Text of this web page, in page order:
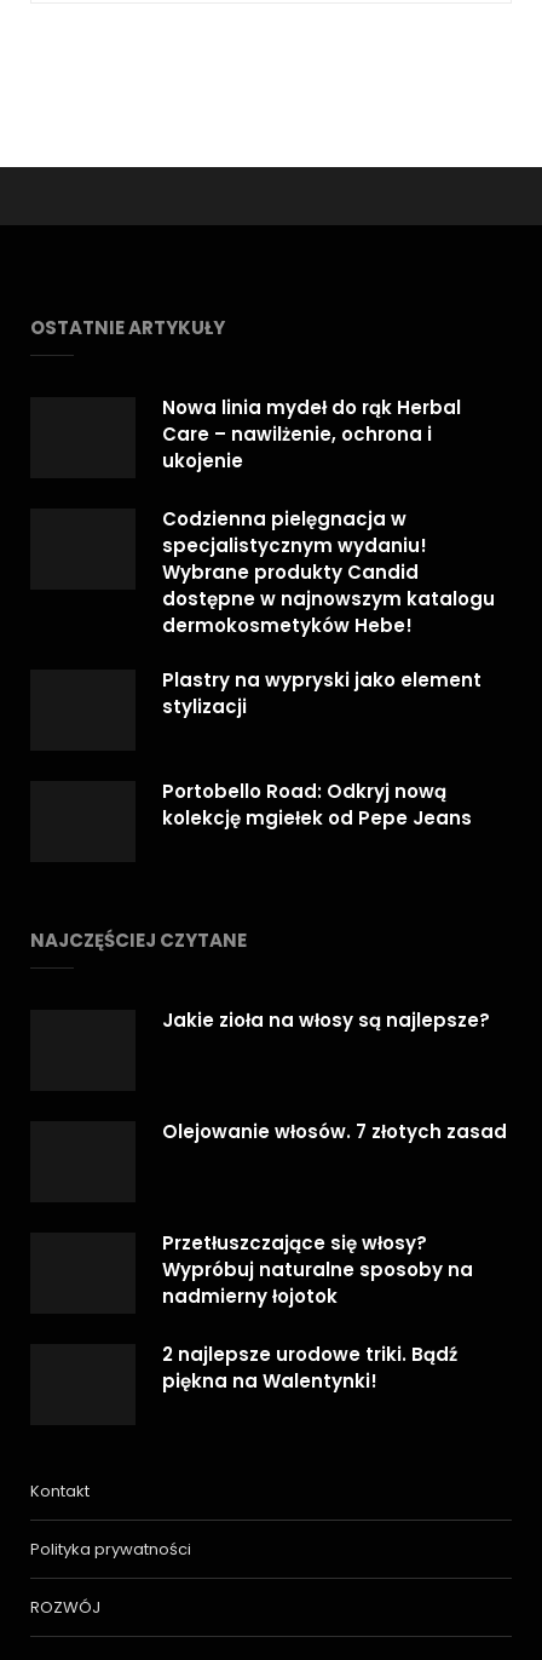
OSTATNIE ARTYKUŁY
Nowa linia mydeł do rąk Herbal
Care – nawilżenie, ochrona i
ukojenie
Codzienna pielęgnacja w
specjalistycznym wydaniu!
Wybrane produkty Candid
dostępne w najnowszym katalogu
dermokosmetyków Hebe!
Plastry na wypryski jako element
stylizacji
Portobello Road: Odkryj nową
kolekcję mgiełek od Pepe Jeans
NAJCZĘŚCIEJ CZYTANE
Jakie zioła na włosy są najlepsze?
Olejowanie włosów. 7 złotych zasad
Przetłuszczające się włosy?
Wypróbuj naturalne sposoby na
nadmierny łojotok
2 najlepsze urodowe triki. Bądź
piękna na Walentynki!
Kontakt
Polityka prywatności
ROZWÓJ